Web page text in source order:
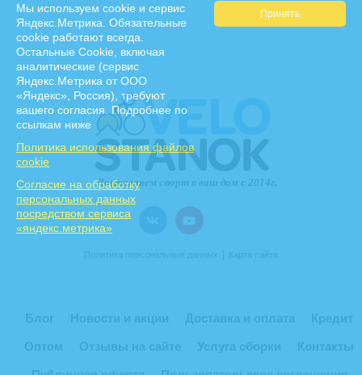
Мы используем cookie и сервис
Яндекс.Метрика. Обязательные
cookie работают всегда.
Остальные Сookie, включая
аналитические (сервис
Яндекс.Метрика от ООО
«Яндекс», Россия), требуют
вашего согласия. Подробнее по
ссылкам ниже
Политика использования файлов
cookie
Cогласие на обработку
персональных данных
посредством сервиса
«яндекс.метрика»